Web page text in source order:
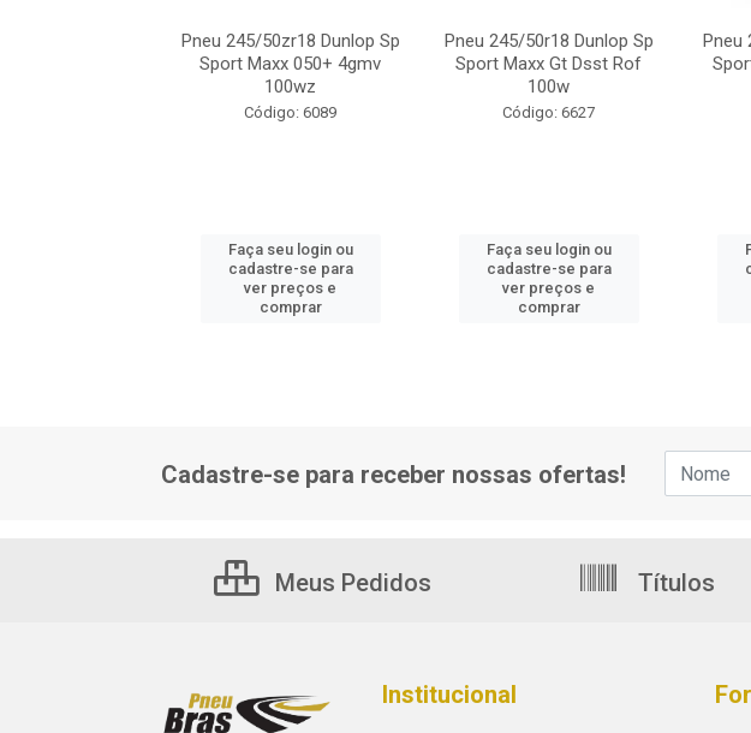
Pneu 245/50zr18 Dunlop Sp
Sport Maxx 050+ 4gmv
100wz
Código: 6089
Faça seu login ou
cadastre-se para
ver preços e
comprar
Pneu 245/50r18 Dunlop Sp
Sport Maxx Gt Dsst Rof
100w
Código: 6627
Faça seu login ou
cadastre-se para
ver preços e
comprar
Pneu
Cadastre-se para receber nossas ofertas!
Meus Pedidos Títulos
Institucional